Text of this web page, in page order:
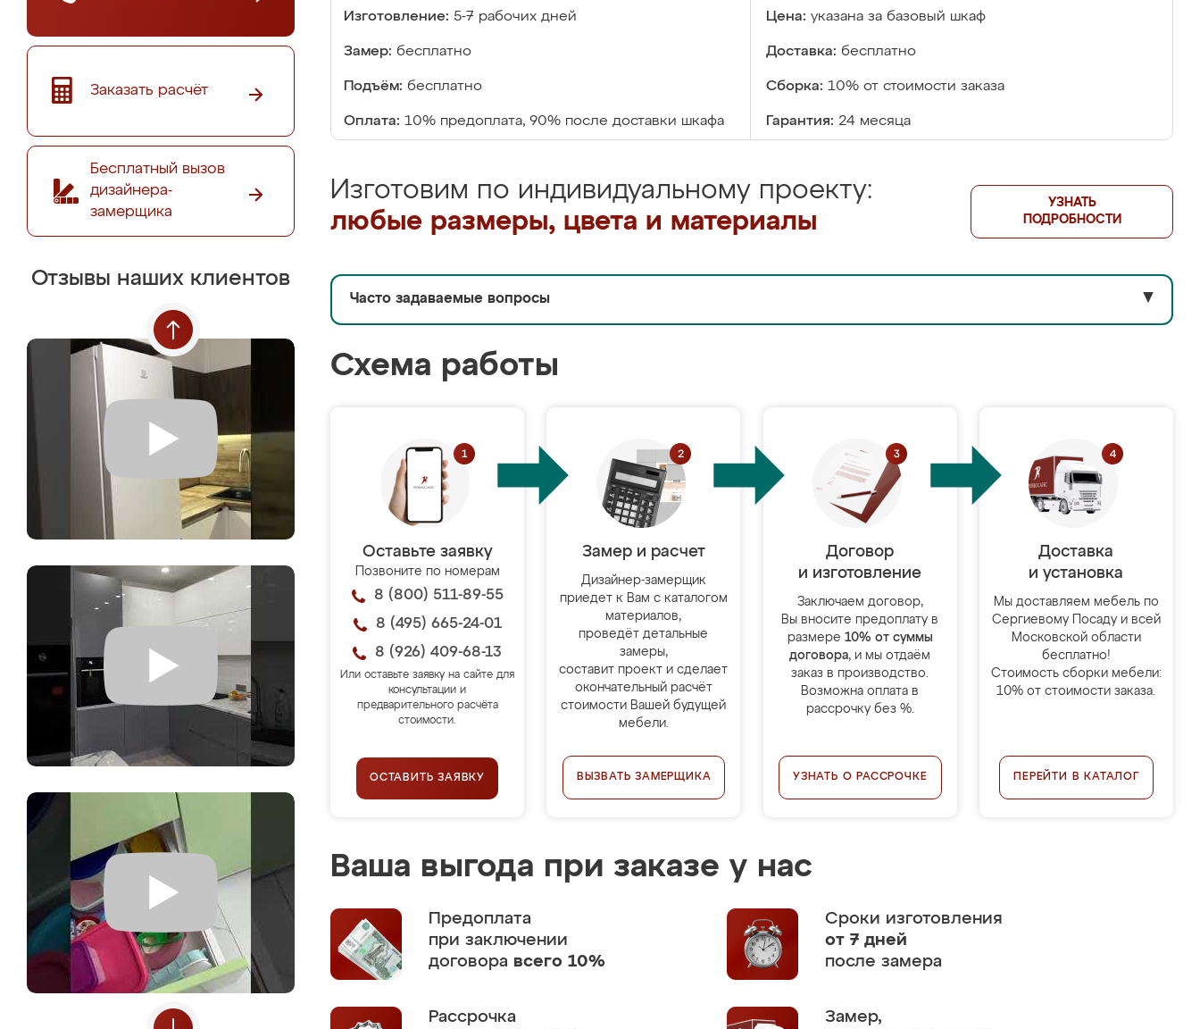
Заказать расчёт
Бесплатный вызов
дизайнера-
замерщика
Отзывы наших клиентов
Изготовление: 5-7 рабочих дней Цена: указана за базовый шкаф
Замер: бесплатно Доставка: бесплатно
Подъём: бесплатно Сборка: 10% от стоимости заказа
Оплата: 10% предоплата, 90% после доставки шкафа Гарантия: 24 месяца
Изготовим по индивидуальному проекту:
любые размеры, цвета и материалы
УЗНАТЬ
ПОДРОБНОСТИ
Часто задаваемые вопросы ▼
Схема работы
Оставьте заявку
Позвоните по номерам
8 (800) 511-89-55
8 (495) 665-24-01
8 (926) 409-68-13
Или оставьте заявку на сайте для
консультации и
предварительного расчёта
стоимости.
ОСТАВИТЬ ЗАЯВКУ
Замер и расчет
Дизайнер-замерщик
приедет к Вам с каталогом
материалов,
проведёт детальные
замеры,
составит проект и сделает
окончательный расчёт
стоимости Вашей будущей
мебели.
ВЫЗВАТЬ ЗАМЕРЩИКА
Договор
и изготовление
Заключаем договор,
Вы вносите предоплату в
размере 10% от суммы
договора, и мы отдаём
заказ в производство.
Возможна оплата в
рассрочку без %.
УЗНАТЬ О РАССРОЧКЕ
Доставка
и установка
Мы доставляем мебель по
Сергиевому Посаду и всей
Московской области
бесплатно!
Стоимость сборки мебели:
10% от стоимости заказа.
ПЕРЕЙТИ В КАТАЛОГ
Ваша выгода при заказе у нас
Предоплата
при заключении
договора всего 10%
Сроки изготовления
от 7 дней
после замера
Рассрочка
Замер,